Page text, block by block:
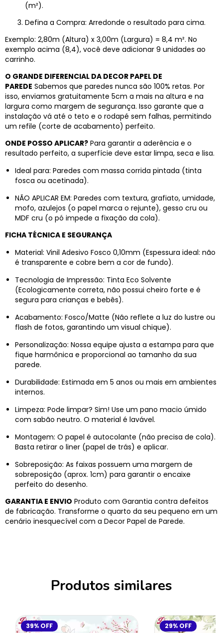
(m²).
Defina a Compra: Arredonde o resultado para cima.
Exemplo: 2,80m (Altura) x 3,00m (Largura) = 8,4 m². No
exemplo acima (8,4), você deve adicionar 9 unidades ao
carrinho.
O GRANDE DIFERENCIAL DA DECOR PAPEL DE
PAREDE Sabemos que paredes nunca são 100% retas. Por
isso, enviamos gratuitamente 5cm a mais na altura e na
largura como margem de segurança. Isso garante que a
instalação vá até o teto e o rodapé sem falhas, permitindo
um refile (corte de acabamento) perfeito.
ONDE POSSO APLICAR? Para garantir a aderência e o
resultado perfeito, a superfície deve estar limpa, seca e lisa.
Ideal para: Paredes com massa corrida pintada (tinta
fosca ou acetinada).
NÃO APLICAR EM: Paredes com textura, grafiato, umidade,
mofo, azulejos (o papel marca o rejunte), gesso cru ou
MDF cru (o pó impede a fixação da cola).
FICHA TÉCNICA E SEGURANÇA
Material: Vinil Adesivo Fosco 0,10mm (Espessura ideal: não
é transparente e cobre bem a cor de fundo).
Tecnologia de Impressão: Tinta Eco Solvente
(Ecologicamente correta, não possui cheiro forte e é
segura para crianças e bebês).
Acabamento: Fosco/Matte (Não reflete a luz do lustre ou
flash de fotos, garantindo um visual chique).
Personalização: Nossa equipe ajusta a estampa para que
fique harmônica e proporcional ao tamanho da sua
parede.
Durabilidade: Estimada em 5 anos ou mais em ambientes
internos.
Limpeza: Pode limpar? Sim! Use um pano macio úmido
com sabão neutro. O material é lavável.
Montagem: O papel é autocolante (não precisa de cola).
Basta retirar o liner (papel de trás) e aplicar.
Sobreposição: As faixas possuem uma margem de
sobreposição (aprox. 1cm) para garantir o encaixe
perfeito do desenho.
GARANTIA E ENVIO Produto com Garantia contra defeitos
de fabricação. Transforme o quarto da seu pequeno em um
cenário inesquecível com a Decor Papel de Parede.
Produtos similares
39% OFF 29% OFF